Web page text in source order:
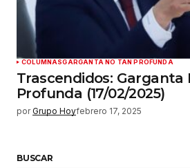
COLUMNASGARGANTA NO TAN PROFUNDA
Trascendidos: Garganta
Profunda (17/02/2025)
por Grupo Hoyfebrero 17, 2025
BUSCAR